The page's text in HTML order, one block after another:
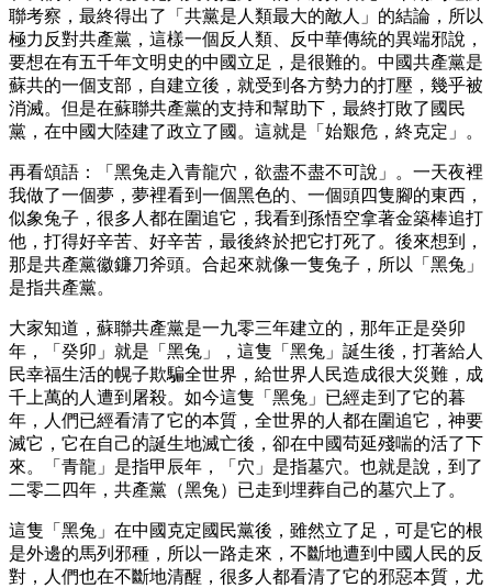
聯考察，最終得出了「共黨是人類最大的敵人」的結論，所以
極力反對共產黨，這樣一個反人類、反中華傳統的異端邪說，
要想在有五千年文明史的中國立足，是很難的。中國共產黨是
蘇共的一個支部，自建立後，就受到各方勢力的打壓，幾乎被
消滅。但是在蘇聯共產黨的支持和幫助下，最終打敗了國民
黨，在中國大陸建了政立了國。這就是「始艱危，終克定」。
再看頌語：「黑兔走入青龍穴，欲盡不盡不可說」。一天夜裡
我做了一個夢，夢裡看到一個黑色的、一個頭四隻腳的東西，
似象兔子，很多人都在圍追它，我看到孫悟空拿著金築棒追打
他，打得好辛苦、好辛苦，最後終於把它打死了。後來想到，
那是共產黨徽鐮刀斧頭。合起來就像一隻兔子，所以「黑兔」
是指共產黨。
大家知道，蘇聯共產黨是一九零三年建立的，那年正是癸卯
年，「癸卯」就是「黑兔」，這隻「黑兔」誕生後，打著給人
民幸福生活的幌子欺騙全世界，給世界人民造成很大災難，成
千上萬的人遭到屠殺。如今這隻「黑兔」已經走到了它的暮
年，人們已經看清了它的本質，全世界的人都在圍追它，神要
滅它，它在自己的誕生地滅亡後，卻在中國苟延殘喘的活了下
來。「青龍」是指甲辰年，「穴」是指墓穴。也就是說，到了
二零二四年，共產黨（黑兔）已走到埋葬自己的墓穴上了。
這隻「黑兔」在中國克定國民黨後，雖然立了足，可是它的根
是外邊的馬列邪種，所以一路走來，不斷地遭到中國人民的反
對，人們也在不斷地清醒，很多人都看清了它的邪惡本質，尤